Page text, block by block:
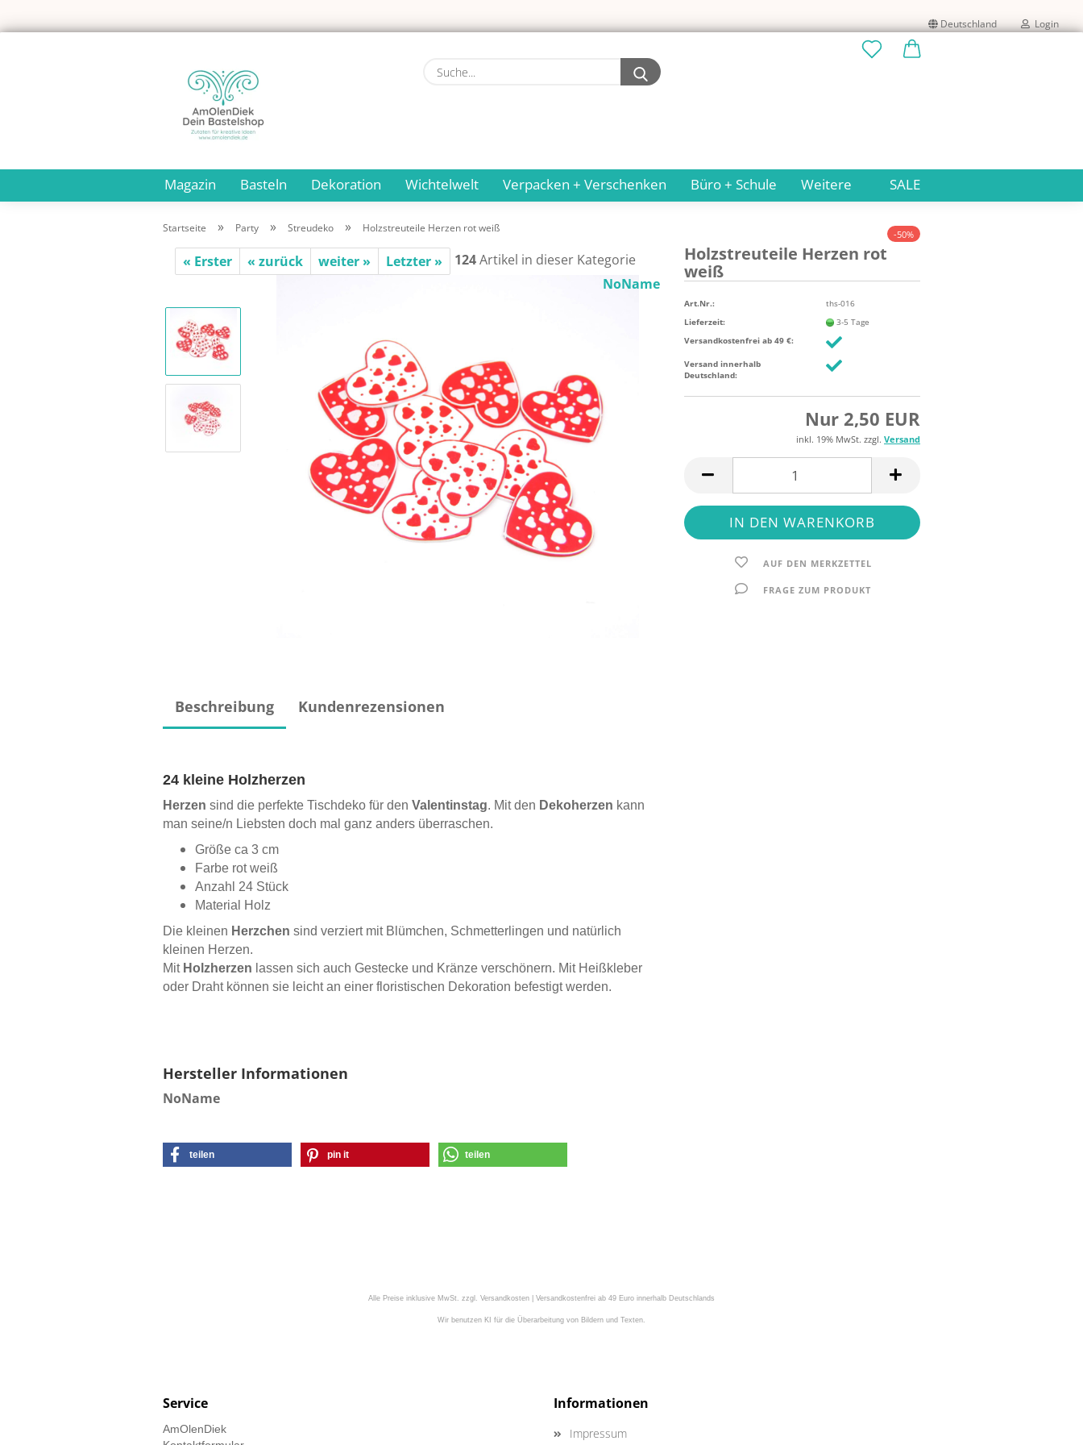
Deutschland Login
Konto erstellen
Passwort vergessen?
Suche...
Magazin Basteln Dekoration Wichtelwelt Verpacken + Verschenken Büro + Schule SALE
Weitere
Startseite » Party » Streudeko » Holzstreuteile Herzen rot weiß
« Erster « zurück weiter » Letzter » 124Artikel in dieser Kategorie
NoName
-50%
Holz­streu­tei­le Her­zen rot
weiß
Art.Nr.:
ths-016
Lieferzeit:
3-5 Tage
Versandkostenfrei ab 49 €:
Versand innerhalb
Deutschland:
Nur 2,50 EUR
inkl. 19% MwSt. zzgl. Versand
AUF DEN MERKZETTEL
FRAGE ZUM PRODUKT
Beschreibung Kundenrezensionen
24 kleine Holzherzen
Herzen sind die perfekte Tischdeko für den Valentinstag. Mit den Dekoherzen kann
man seine/n Liebsten doch mal ganz anders überraschen.
Größe ca 3 cm
Farbe rot weiß
Anzahl 24 Stück
Material Holz
Die kleinen Herzchen sind verziert mit Blümchen, Schmetterlingen und natürlich
kleinen Herzen.
Mit Holzherzen lassen sich auch Gestecke und Kränze verschönern. Mit Heißkleber
oder Draht können sie leicht an einer floristischen Dekoration befestigt werden.
Hersteller Informationen
NoName
teilen pin it teilen
Alle Preise inklusive MwSt. zzgl. Versandkosten | Versandkostenfrei ab 49 Euro innerhalb Deutschlands
Wir benutzen KI für die Überarbeitung von Bildern und Texten.
Service
AmOlenDiek
Informationen
Impressum